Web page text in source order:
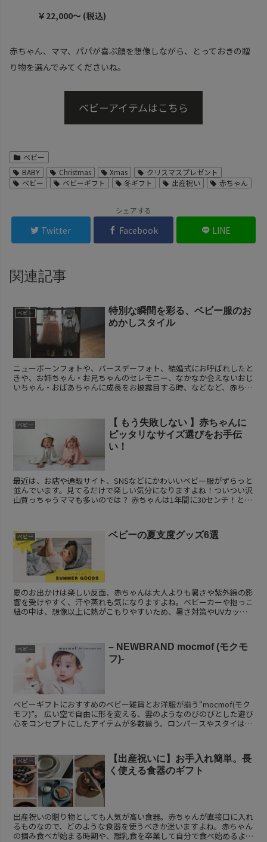
￥22,000～ (税込)
赤ちゃん、ママ、パパが喜ぶ顔を想像しながら、とっておきの贈
り物を選んでみてくださいね。
ベビーアイテムはこちら
ベビー
BABY
Christmas Xmas
クリスマスプレゼント
ベビー
ベビーギフト 冬ギフト 出産祝い 赤ちゃん
シェアする
Twitter Facebook LINE
関連記事
ベビー
特別な瞬間を彩る、ベビー服のお
めかしスタイル
ニューボーンフォトや、バースデーフォト、結婚式にお呼ばれしたと
きや、お姉ちゃん・お兄ちゃんのセレモニー、なかなか会えないおじ
いちゃん・おばあちゃんに成長をお披露目する時、などなど、赤ちゃ
ベビー
【 もう失敗しない 】赤ちゃんに
ピッタリなサイズ選びをお手伝
い！
最近は、お店や通販サイト、SNSなどにかわいいベビー服がずらっと
並んでいます。見てるだけで楽しい気分になりますよね！ついつい沢
山買っちゃうママも多いのでは？ 赤ちゃんは1年間に30センチ！とい
ベビー ベビーの夏支度グッズ6選
夏のお出かけは楽しい反面、赤ちゃんは大人よりも暑さや紫外線の影
響を受けやすく、汗や蒸れも気になりますよね。ベビーカーや抱っこ
紐の中は、想像以上に熱がこもりやすいため、暑さ対策やUVカット
ベビー
– NEWBRAND mocmof (モクモ
フ)-
ベビーギフトにおすすめのベビー雑貨とお洋服が揃う“mocmof(モク
モフ)”。 広い空で自由に形を変える、雲のようなのびのびとした遊び
心をコンセプトにしたアイテムが多数揃う。ロンパースやスタイはも
ベビー
【出産祝いに】お手入れ簡単。長
く使える食器のギフト
出産祝いの贈り物としても人気が高い食器。赤ちゃんが直接口に入れ
るものなので、どのような食器を使うべきか迷いますよね。赤ちゃん
の掴み食べが始まる時期や、離乳食を卒業して自分で食べ始めるよう